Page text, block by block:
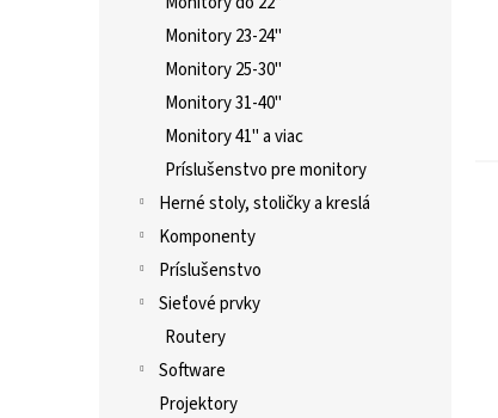
Monitory 23-24"
Monitory 25-30"
Monitory 31-40"
Monitory 41" a viac
Príslušenstvo pre monitory
Herné stoly, stoličky a kreslá
Komponenty
Príslušenstvo
Sieťové prvky
Routery
Software
Projektory